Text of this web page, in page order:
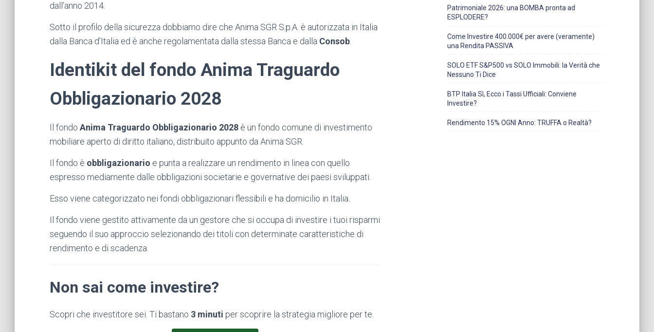
dall’anno 2014.
Sotto il profilo della sicurezza dobbiamo dire che Anima SGR S.p.A. è autorizzata in Italia
dalla Banca d’Italia ed è anche regolamentata dalla stessa Banca e dalla Consob.
Identikit del fondo Anima Traguardo
Obbligazionario 2028
Il fondo Anima Traguardo Obbligazionario 2028 è un fondo comune di investimento
mobiliare aperto di diritto italiano, distribuito appunto da Anima SGR.
Il fondo è obbligazionario e punta a realizzare un rendimento in linea con quello
espresso mediamente dalle obbligazioni societarie e governative dei paesi sviluppati.
Esso viene categorizzato nei fondi obbligazionari flessibili e ha domicilio in Italia.
Il fondo viene gestito attivamente da un gestore che si occupa di investire i tuoi risparmi
seguendo il suo approccio selezionando dei titoli con determinate caratteristiche di
rendimento e di scadenza.
Non sai come investire?
Scopri che investitore sei. Ti bastano 3 minuti per scoprire la strategia migliore per te.
Patrimoniale 2026: una BOMBA pronta ad
ESPLODERE?
Come Investire 400.000€ per avere (veramente)
una Rendita PASSIVA
SOLO ETF S&P500 vs SOLO Immobili: la Verità che
Nessuno Ti Dice
BTP Italia Sì, Ecco i Tassi Ufficiali: Conviene
Investire?
Rendimento 15% OGNI Anno: TRUFFA o Realtà?